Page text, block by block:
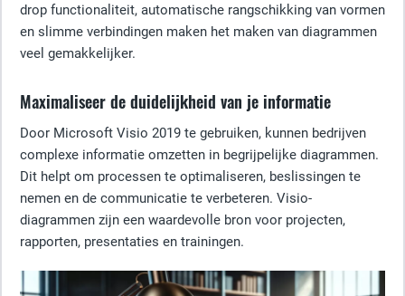
drop functionaliteit, automatische rangschikking van vormen
en slimme verbindingen maken het maken van diagrammen
veel gemakkelijker.
Maximaliseer de duidelijkheid van je informatie
Door Microsoft Visio 2019 te gebruiken, kunnen bedrijven
complexe informatie omzetten in begrijpelijke diagrammen.
Dit helpt om processen te optimaliseren, beslissingen te
nemen en de communicatie te verbeteren. Visio-
diagrammen zijn een waardevolle bron voor projecten,
rapporten, presentaties en trainingen.